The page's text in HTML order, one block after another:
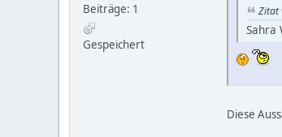
Beiträge: 1
Gespeichert
Zitat
Sahra
Diese